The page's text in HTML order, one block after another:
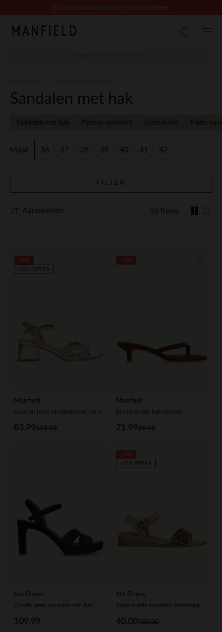
Sandalen met hak
Sandalen met hak Plateau sandalen Sleehakken Platte
Maat 36 37 38 39 40 41 42
FILTER
56 Items
Aanbevolen
Manfield
119.99
83.99
-10% EXTRA
Manfield
Bruine suède hak slippers
89.99
71.99
No Stress
Zwarte leren sandalen met hak
109.99
No Stress
Beige suède sandalen met leopard details
100.00
40.00
-10% EXTRA